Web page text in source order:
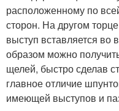
расположенному по
сторон. На другом
выступ вставляется во
образом можно
щелей, быстро сделав
главное отличие
имеющей выступов и